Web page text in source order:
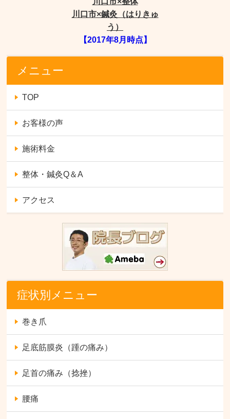
川口市×鍼灸（はりきゅ
う）
【2017年8月時点】
メニュー
TOP
お客様の声
施術料金
整体・鍼灸Q＆A
アクセス
症状別メニュー
巻き爪
足底筋膜炎（踵の痛み）
足首の痛み（捻挫）
腰痛